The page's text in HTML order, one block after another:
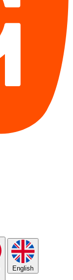
English